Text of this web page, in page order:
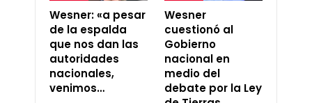
Wesner: «a pesar
de la espalda
que nos dan las
autoridades
nacionales,
venimos…
Wesner
cuestionó al
Gobierno
nacional en
medio del
debate por la Ley